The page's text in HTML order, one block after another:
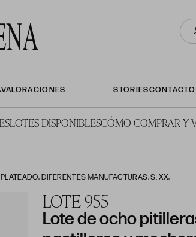
VALORACIONES STORIESCONTACTO
LOTES DISPONIBLESCÓMO COMPRAR Y
DIFERENTES MANUFACTURAS, S. XX,
LOTE 955
Lote de ocho